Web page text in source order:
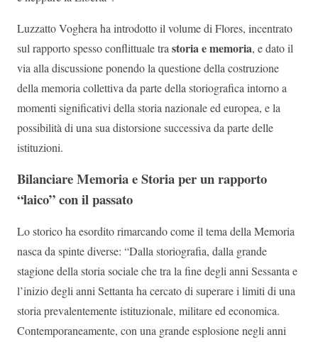
Luzzatto Voghera ha introdotto il volume di Flores, incentrato
sul rapporto spesso conflittuale trastoria e memoria, e dato il
via alla discussione ponendo la questione della costruzione
della memoria collettiva da parte della storiografica intorno a
momenti significativi della storia nazionale ed europea, e la
possibilità di una sua distorsione successiva da parte delle
istituzioni.
Bilanciare Memoria e Storia per un rapporto
“laico” con il passato
Lo storico ha esordito rimarcando come il tema della Memoria
nasca da spinte diverse: “Dalla storiografia, dalla grande
stagione della storia sociale che tra la fine degli anni Sessanta e
l’inizio degli anni Settanta ha cercato di superare i limiti di una
storia prevalentemente istituzionale, militare ed economica.
Contemporaneamente, con una grande esplosione negli anni